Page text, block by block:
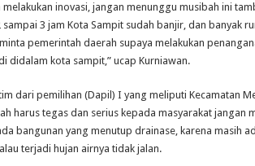
inovasi, jangan menunggu musibah ini
sampai 3 jam Kota Sampit sudah banjir, dan banyak
pemerintah daerah supaya melakukan
didalam kota sampit,” ucap Kurniawan.
dari pemilihan (Dapil) I yang meliputi Kecamatan
harus tegas dan serius kepada masyarakat jangan
bangunan yang menutup drainase, karena masih
terjadi hujan airnya tidak jalan.